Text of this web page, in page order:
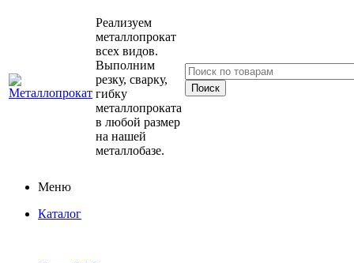
Реализуем
металлопрокат
всех видов.
Выполним
резку, сварку,
гибку
металлопроката
в любой размер
на нашей
металлобазе.
Меню
Каталог